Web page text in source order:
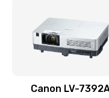
Canon LV-